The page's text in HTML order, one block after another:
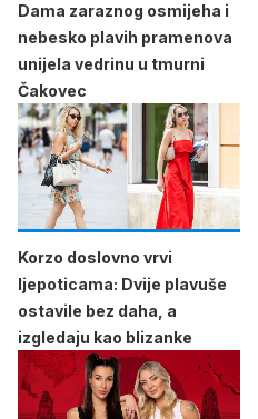
Dama zaraznog osmijeha i
nebesko plavih pramenova
unijela vedrinu u tmurni
Čakovec
Korzo doslovno vrvi
ljepoticama: Dvije plavuše
ostavile bez daha, a
izgledaju kao blizanke